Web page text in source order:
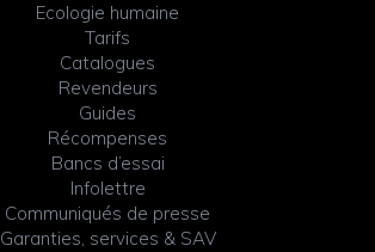
Ecologie humaine
Tarifs
Catalogues
Revendeurs
Guides
Récompenses
Bancs d’essai
Infolettre
Communiqués de presse
Garanties, services & SAV